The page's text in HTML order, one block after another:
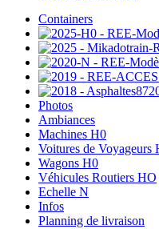
Containers
Photos
Ambiances
Machines H0
Voitures de Voyageurs
Wagons H0
Véhicules Routiers HO
Echelle N
Infos
Planning de livraison